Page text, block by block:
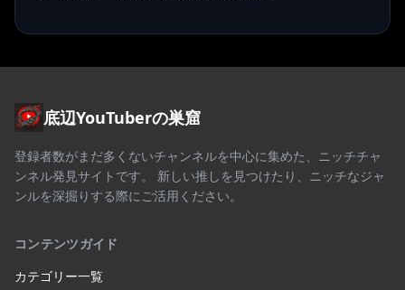
底辺YouTuberの巣窟
登録者数がまだ多くないチャンネルを中心に集めた、ニッチチャ
ンネル発見サイトです。 新しい推しを見つけたり、ニッチなジャ
ンルを深掘りする際にご活用ください。
コンテンツガイド
カテゴリー一覧